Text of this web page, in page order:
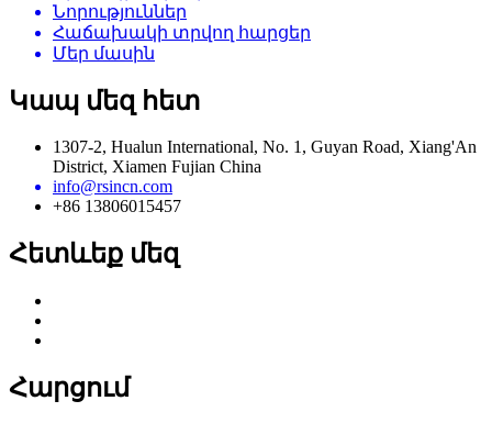
Նորություններ
Հաճախակի տրվող հարցեր
Մեր մասին
Կապ մեզ հետ
1307-2, Hualun International, No. 1, Guyan Road, Xiang'An
District, Xiamen Fujian China
info@rsincn.com
+86 13806015457
Հետևեք մեզ
Հարցում